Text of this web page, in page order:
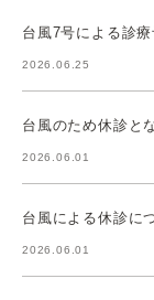
台風7号による診
2026.06.25
台風のため休診と
2026.06.01
台風による休診に
2026.06.01